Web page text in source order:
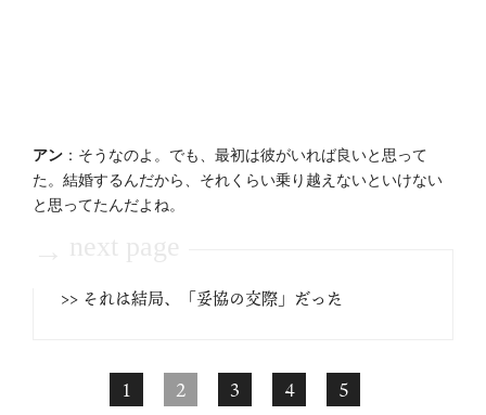
アン ：そうなのよ。でも、最初は彼がいれば良いと思って
た。結婚するんだから、それくらい乗り越えないといけない
と思ってたんだよね。
>> それは結局、「妥協の交際」だった
1 2 3 4 5